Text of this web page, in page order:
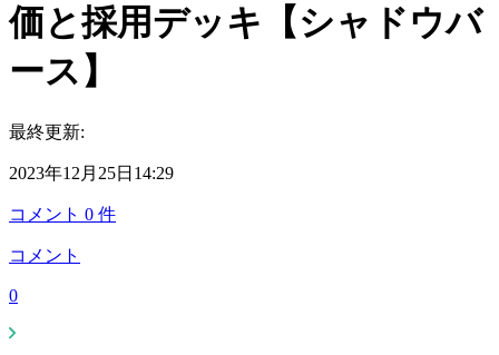
価と採用デッキ【シャドウバ
ース】
最終更新:
2023年12月25日14:29
コメント 0 件
コメント
0